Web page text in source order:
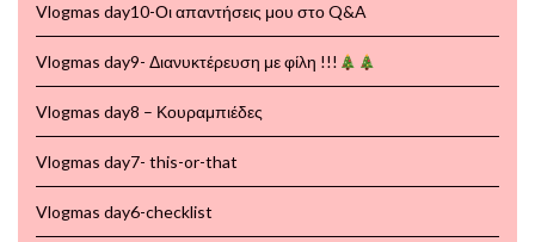
Vlogmas day10-Οι απαντήσεις μου στο Q&A
Vlogmas day9- Διανυκτέρευση με φίλη !!!
Vlogmas day8 – Κουραμπιέδες
Vlogmas day7- this-or-that
Vlogmas day6-checklist